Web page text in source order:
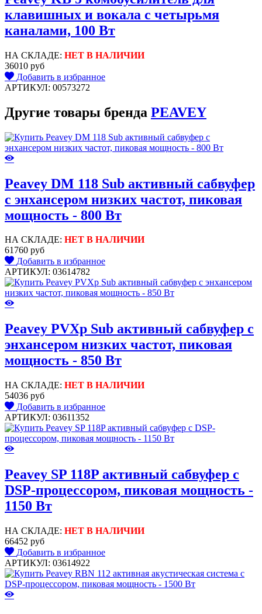
клавишных и вокала с четырьмя
каналами, 100 Вт
НА СКЛАДЕ: НЕТ В НАЛИЧИИ
36010 руб
Добавить в избранное
АРТИКУЛ: 00573272
Другие товары бренда PEAVEY
Peavey DM 118 Sub активный сабвуфер
с энхансером низких частот, пиковая
мощность - 800 Вт
НА СКЛАДЕ: НЕТ В НАЛИЧИИ
61760 руб
Добавить в избранное
АРТИКУЛ: 03614782
Peavey PVXp Sub активный сабвуфер с
энхансером низких частот, пиковая
мощность - 850 Вт
НА СКЛАДЕ: НЕТ В НАЛИЧИИ
54036 руб
Добавить в избранное
АРТИКУЛ: 03611352
Peavey SP 118P активный сабвуфер с
DSP-процессором, пиковая мощность -
1150 Вт
НА СКЛАДЕ: НЕТ В НАЛИЧИИ
66452 руб
Добавить в избранное
АРТИКУЛ: 03614922